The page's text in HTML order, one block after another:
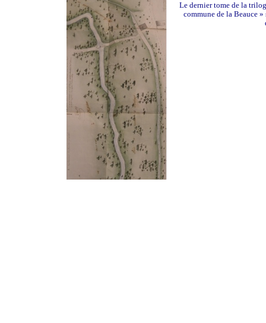
Le dernier tome de la
commune de la Beauce